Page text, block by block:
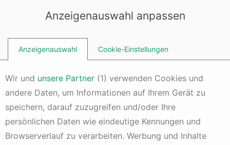
bGVzeW5kaWNhdGlvbi5jb20vcGFnZWFkL2pzL2Fkc2J5Z29vZ2xlL
ICBjcm9zc29yaWdpbj0nYW5vbnltb3VzJz48L3NjcmlwdD4=
Kapitalanlage-Lexikon
HDAX
Kommentar hinzufügen 1 Min. Lesezeit
Anzeigenauswahl anpassen
Anzeigenauswahl Cookie-Einstellungen
Wir und unsere Partner (1) verwenden Cookies und
andere Daten, um Informationen auf Ihrem Gerät zu
speichern, darauf zuzugreifen und/oder Ihre
persönlichen Daten wie eindeutige Kennungen und
Browserverlauf zu verarbeiten. Werbung und Inhalte